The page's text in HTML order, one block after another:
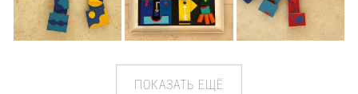
ПОКАЗАТЬ ЕЩЁ